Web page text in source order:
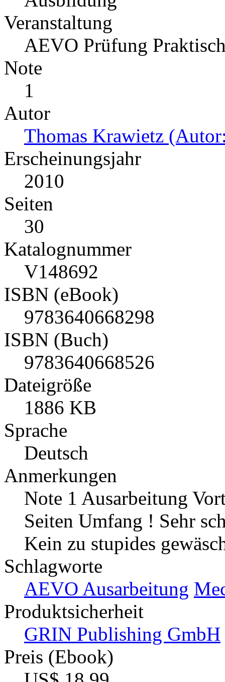
Veranstaltung
AEVO Prüfung
Note
1
Autor
Thomas Krawietz
Erscheinungsjahr
2010
Seiten
30
Katalognummer
V148692
ISBN (eBook)
9783640668298
ISBN (Buch)
9783640668526
Dateigröße
1886 KB
Sprache
Deutsch
Anmerkungen
Note 1 Ausarbeitung
Seiten Umfang ! Sehr
Kein zu stupides
Schlagworte
AEVO Ausarbeitung
Produktsicherheit
GRIN Publishing GmbH
Preis (Ebook)